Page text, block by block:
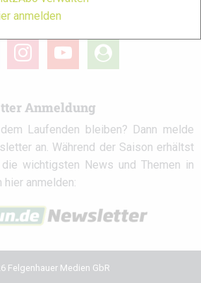
Netzwerken
instagram youtube
user-
circle
Anmeldung
Laufenden bleiben? Dann melde
an. Während der Saison erhältst
wichtigsten News und Themen in
anmelden:
Felgenhauer Medien GbR
anmelden